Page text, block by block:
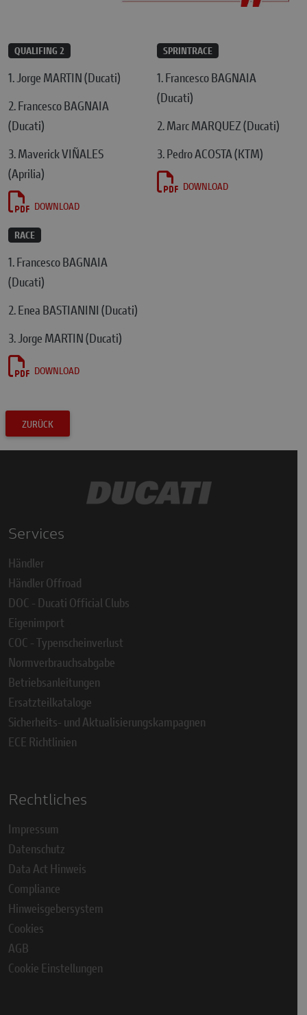
QUALIFING 2
1. Jorge MARTIN (Ducati)
2. Francesco BAGNAIA
(Ducati)
3. Maverick VIÑALES
(Aprilia)
DOWNLOAD
SPRINTRACE
1. Francesco BAGNAIA
(Ducati)
2. Marc MARQUEZ (Ducati)
3. Pedro ACOSTA (KTM)
DOWNLOAD
RACE
1. Francesco BAGNAIA
(Ducati)
2. Enea BASTIANINI (Ducati)
3. Jorge MARTIN (Ducati)
DOWNLOAD
ZURÜCK
Services
Händler
Händler Offroad
DOC - Ducati Official Clubs
Eigenimport
COC - Typenscheinverlust
Normverbrauchsabgabe
Betriebsanleitungen
Ersatzteilkataloge
Sicherheits- und Aktualisierungskampagnen
ECE Richtlinien
Rechtliches
Impressum
Datenschutz
Data Act Hinweis
Compliance
Hinweisgebersystem
Cookies
AGB
Cookie Einstellungen